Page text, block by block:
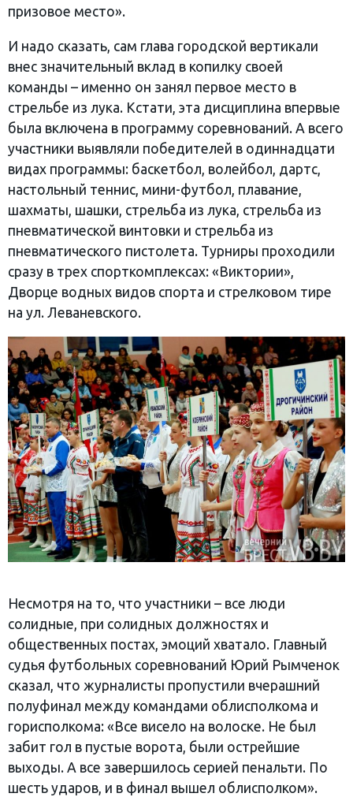
призовое место».
И надо сказать, сам глава городской вертикали
внес значительный вклад в копилку своей
команды – именно он занял первое место в
стрельбе из лука. Кстати, эта дисциплина впервые
была включена в программу соревнований. А всего
участники выявляли победителей в одиннадцати
видах программы: баскетбол, волейбол, дартс,
настольный теннис, мини-футбол, плавание,
шахматы, шашки, стрельба из лука, стрельба из
пневматической винтовки и стрельба из
пневматического пистолета. Турниры проходили
сразу в трех спорткомплексах: «Виктории»,
Дворце водных видов спорта и стрелковом тире
на ул. Леваневского.
Несмотря на то, что участники – все люди
солидные, при солидных должностях и
общественных постах, эмоций хватало. Главный
судья футбольных соревнований Юрий Рымченок
сказал, что журналисты пропустили вчерашний
полуфинал между командами облисполкома и
горисполкома: «Все висело на волоске. Не был
забит гол в пустые ворота, были острейшие
выходы. А все завершилось серией пенальти. По
шесть ударов, и в финал вышел облисполком».